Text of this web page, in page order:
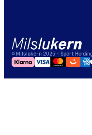
© Milslukern 2025 - Sport